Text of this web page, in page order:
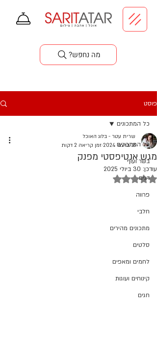
?מה נחפש
פוסט
כל המתכונים
בשר ועוף
דגים
פרווה
חלבי
מתכונים מהירים
סלטים
לחמים ומאפים
קינוחים ועוגות
חגים
כל המתכונים
מגש אנטיפסטי מפנק
שרית עטר - בלוג האוכל
18 בדצמ׳ 2024
זמן קריאה 2 דקות
עודכן: 30 ביולי 2025
דירוג של NaN מתוך 5 כוכבים